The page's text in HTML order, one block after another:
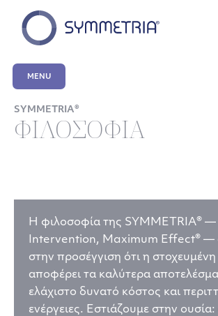
MENU
SYMMETRIA®
ΦΙΛΟΣΟΦΙΑ
Η φιλοσοφία της SYMMETRIA®
Intervention, Maximum Effect® —
στην προσέγγιση ότι η
αποφέρει τα καλύτερα
ελάχιστο δυνατό κόστος και
ενέργειες. Εστιάζουμε στην